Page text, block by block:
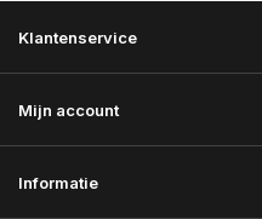
Klantenservice
Mijn account
Informatie